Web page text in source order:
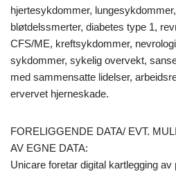
hjertesykdommer,
bløtdelssmerter, diabetes type 1,
CFS/ME, kreftsykdommer,
sykdommer, sykelig overvekt,
med sammensatte lidelser,
ervervet hjerneskade.
FORELIGGENDE DATA/ EVT.
AV EGNE DATA:
Unicare foretar digital kartlegging